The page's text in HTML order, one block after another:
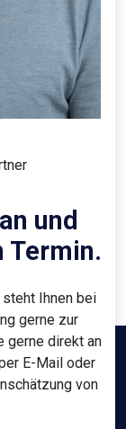
und
Termin.
Ihnen bei
gerne zur
gerne direkt an
E-Mail oder
von